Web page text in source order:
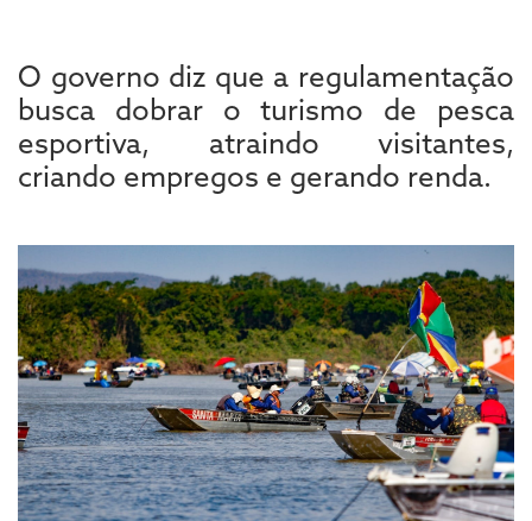
O governo diz que a regulamentação
busca dobrar o turismo de pesca
esportiva, atraindo visitantes,
criando empregos e gerando renda.